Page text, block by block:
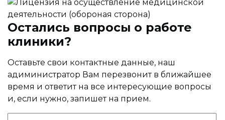
Остались вопросы о работе
клиники?
Оставьте свои контактные данные, наш
адиминистратор Вам перезвонит в ближайшее
время и ответит на все интересующие вопросы
и, если нужно, запишет на прием.